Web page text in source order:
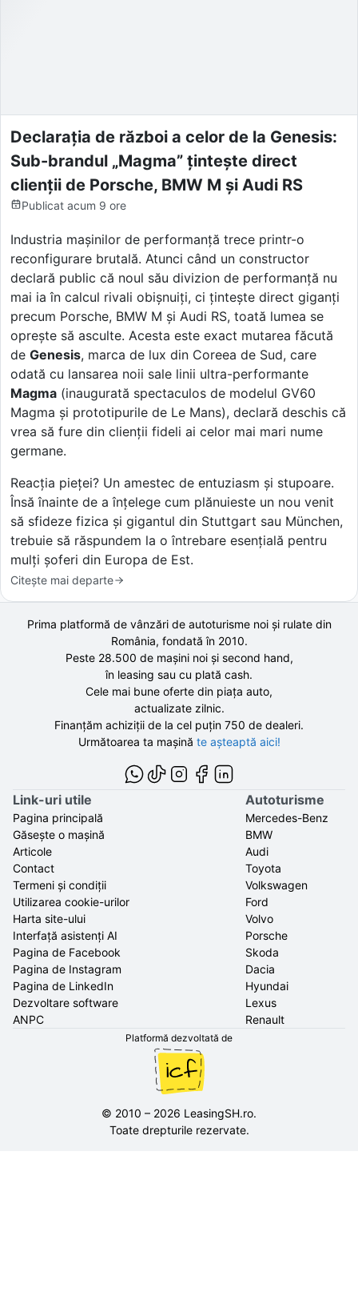
Declarația de război a celor de la Genesis:
Sub-brandul „Magma” țintește direct
clienții de Porsche, BMW M și Audi RS
Publicat acum 9 ore
Industria mașinilor de performanță trece printr-o
reconfigurare brutală. Atunci când un constructor
declară public că noul său divizion de performanță nu
mai ia în calcul rivali obișnuiți, ci țintește direct giganți
precum Porsche, BMW M și Audi RS, toată lumea se
oprește să asculte. Acesta este exact mutarea făcută
de Genesis, marca de lux din Coreea de Sud, care
odată cu lansarea noii sale linii ultra-performante
Magma (inaugurată spectaculos de modelul GV60
Magma și prototipurile de Le Mans), declară deschis că
vrea să fure din clienții fideli ai celor mai mari nume
germane.
Reacția pieței? Un amestec de entuziasm și stupoare.
Însă înainte de a înțelege cum plănuieste un nou venit
să sfideze fizica și gigantul din Stuttgart sau München,
trebuie să răspundem la o întrebare esențială pentru
mulți șoferi din Europa de Est.
Citește mai departe
Prima platformă de vânzări de autoturisme noi și rulate din
România, fondată în 2010.
Peste 28.500 demașini noi și second hand,
în leasing sau cu plată cash.
Cele mai bune oferte din piața auto,
actualizate zilnic.
Finanțăm achiziții de la cel puțin 750 de dealeri.
Următoarea ta mașină te așteaptă aici!
Link-uri utile
Pagina principală
Găsește o mașină
Articole
Contact
Termeni și condiții
Utilizarea cookie-urilor
Harta site-ului
Interfață asistenți AI
Pagina de Facebook
Pagina de Instagram
Pagina de LinkedIn
Dezvoltare software
ANPC
Autoturisme
Mercedes-Benz
BMW
Audi
Toyota
Volkswagen
Ford
Volvo
Porsche
Skoda
Dacia
Hyundai
Lexus
Renault
Platformă dezvoltată de
© 2010 – 2026 LeasingSH.ro.
Toate drepturile rezervate.